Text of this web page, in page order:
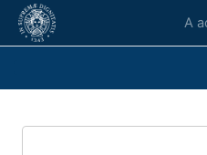
Ir para o conteúdo principal
A